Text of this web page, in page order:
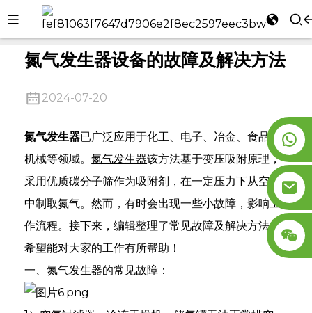
家 消息 氮气发生器设备的故障及解决方法
氮气发生器设备的故障及解决方法
2024-07-20
氮气发生器已广泛应用于化工、电子、冶金、食品、
机械等领域。氮气发生器该方法基于变压吸附原理，
采用优质碳分子筛作为吸附剂，在一定压力下从空气
中制取氮气。然而，有时会出现一些小故障，影响工
作流程。接下来，编辑整理了常见故障及解决方法，
希望能对大家的工作有所帮助！
一、氮气发生器的常见故障：